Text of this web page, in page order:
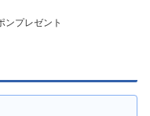
ンプレゼント